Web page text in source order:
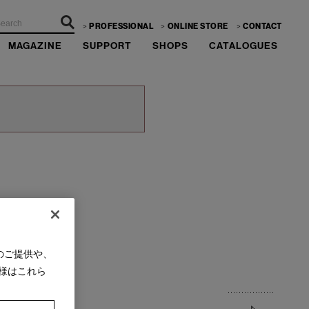
PROFESSIONAL ONLINE STORE CONTACT
MAGAZINE SUPPORT SHOPS CATALOGUES
提供や、
はこれら